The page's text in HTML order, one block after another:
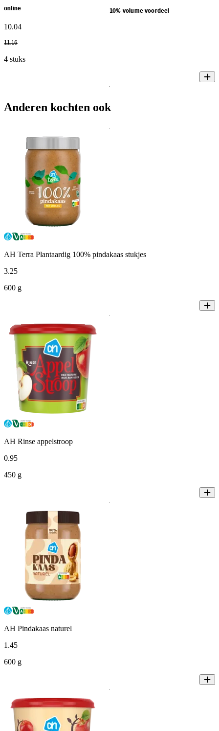
online 10% volume voordeel
10.04
11.16
4 stuks
Anderen kochten ook
AH Terra Plantaardig 100% pindakaas stukjes
3.25
600 g
AH Rinse appelstroop
0.95
450 g
AH Pindakaas naturel
1 .45
600 g